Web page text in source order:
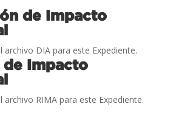
de Impacto
DIA para este Expediente.
Impacto
RIMA para este Expediente.